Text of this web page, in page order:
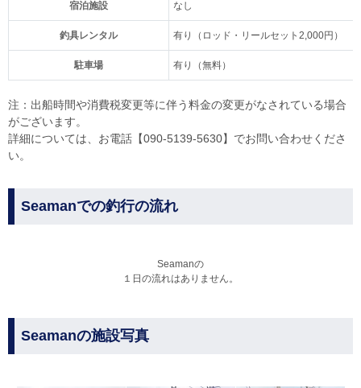
宿泊施設 なし
釣具レンタル 有り（ロッド・リールセット2,000円）
駐車場 有り（無料）
注：出船時間や消費税変更等に伴う料金の変更がなされている場合
がございます。
詳細については、お電話【090-5139-5630】でお問い合わせくださ
い。
Seamanでの釣行の流れ
Seamanの
１日の流れはありません。
Seamanの施設写真